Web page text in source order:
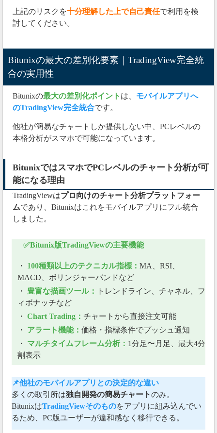
上記のリスクを十分理解した上で自己責任で利用を検
討してください。
Bitunixの最大の差別化要素｜TradingView完全統
合の実用性
Bitunixの最大の差別化ポイント は、 モバイルアプリへ
のTradingView完全統合です。
他社が簡易なチャートしか提供しない中、PCレベルの
本格分析がスマホで可能になっています。
BitunixではスマホでPCレベルのチャート分析が可
能になる理由
TradingViewはプロ向けのチャート分析プラットフォー
ムであり、Bitunixはこれをモバイルアプリにフル統合
しました。
✅Bitunix版TradingViewの主要機能
・ 100種類以上のテクニカル指標： MA、RSI、
MACD、ボリンジャーバンドなど
・ 豊富な描画ツール：
トレンドライン、チャネル、フ
ィボナッチなど
・ Chart Trading： チャートから直接注文可能
・ アラート機能： 価格・指標条件でプッシュ通知
・ マルチタイムフレーム分析： 1分足〜月足、最大4分
割表示
📌他社のモバイルアプリとの決定的な違い
多くの取引所は独自開発の簡易チャートのみ。
BitunixはTradingViewそのものをアプリに組み込んでい
るため、PC版ユーザーが違和感なく移行できる。